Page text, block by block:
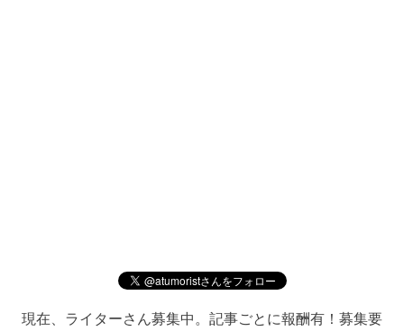
現在、ライターさん募集中。記事ごとに報酬有！募集要